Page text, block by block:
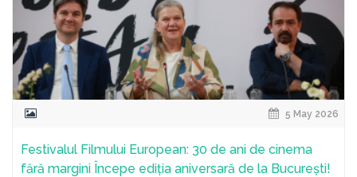
5 May 2026
Festivalul Filmului European: 30 de ani de cinema
fără margini Începe ediția aniversară de la București!